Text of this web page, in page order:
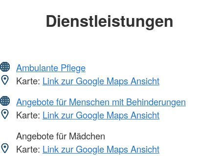
Dienstleistungen
Ambulante Pflege
Karte: Link zur Google Maps Ansicht
Angebote für Menschen mit Behinderungen
Karte: Link zur Google Maps Ansicht
Angebote für Mädchen
Karte: Link zur Google Maps Ansicht